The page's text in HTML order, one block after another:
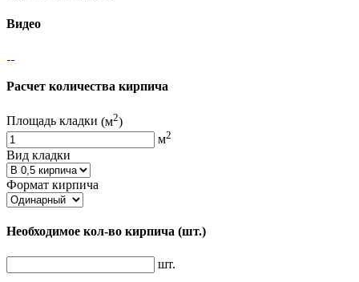
Видео
Расчет количества кирпича
Площадь кладки (м2)
м2
Вид кладки
Формат кирпича
Необходимое кол-во кирпича (шт.)
шт.